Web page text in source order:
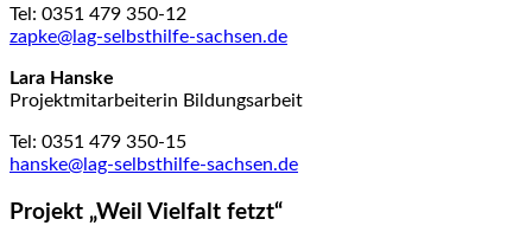
Tel: 0351 479 350-12
zapke@lag-selbsthilfe-sachsen.de
Lara Hanske
Projektmitarbeiterin Bildungsarbeit
Tel: 0351 479 350-15
hanske@lag-selbsthilfe-sachsen.de
Projekt „Weil Vielfalt fetzt“